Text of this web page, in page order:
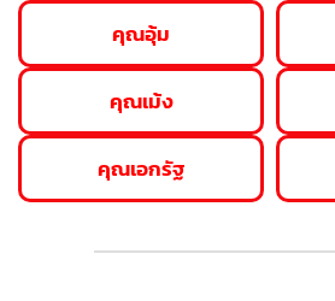
คุณอุ้ม
คุณเม้ง
คุณเอกรัฐ